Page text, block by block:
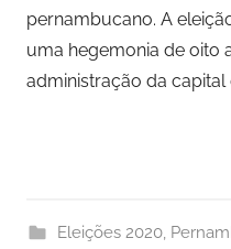
pernambucano. A
uma hegemonia de oito
administração da capital
Eleições 2020,